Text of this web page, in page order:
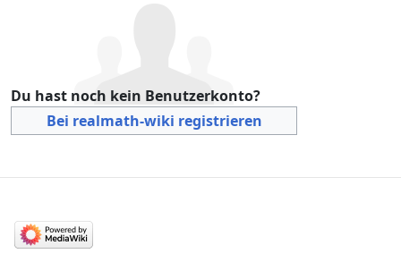
Du hast noch kein Benutzerkonto?
Bei realmath-wiki registrieren